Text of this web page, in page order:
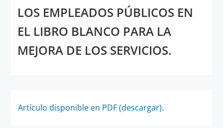
LOS EMPLEADOS PÚBLICOS EN
EL LIBRO BLANCO PARA LA
MEJORA DE LOS SERVICIOS.
Artículo disponible en PDF (descargar).